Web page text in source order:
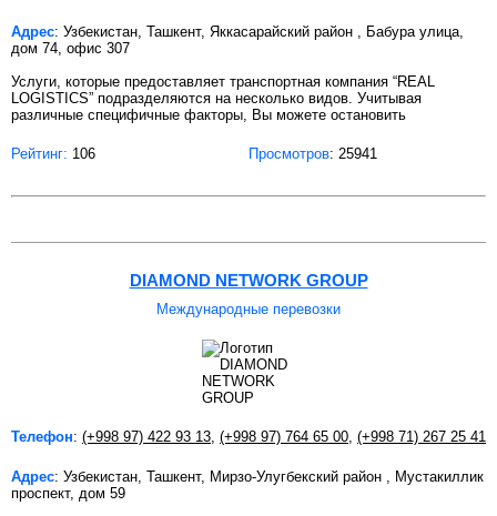
Адрес: Узбекистан, Ташкент, Яккасарайский район , Бабура улица,
дом 74, офис 307
Услуги, которые предоставляет транспортная компания “REAL
LOGISTICS” подразделяются на несколько видов. Учитывая
различные специфичные факторы, Вы можете остановить
Рейтинг: 106 Просмотров: 25941
DIAMOND NETWORK GROUP
Международные перевозки
Телефон: (+998 97) 422 93 13 (+998 97) 764 65 00 (+998 71) 267 25 41
Адрес: Узбекистан, Ташкент, Мирзо-Улугбекский район , Мустакиллик
проспект, дом 59